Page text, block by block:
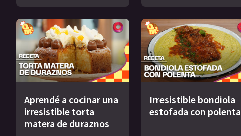
Aprendé a cocinar una
irresistible torta
matera de duraznos
Irresistible bondiola
estofada con polenta